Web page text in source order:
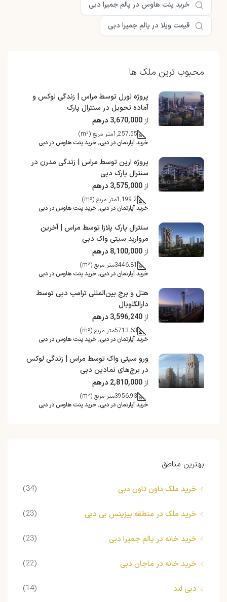
خرید پنت هاوس در پالم جمیرا دبی
قیمت ویلا در پالم جمیرا دبی
محبوب ترین ملک ها
پروژه لورل توسط مراس | زندگی لوکس و
آماده تحویل در سنترال پارک
از 3,670,000 درهم
1,257.55متر مربع (m²)
خرید آپارتمان در دبی, خرید پنت هاوس در دبی
پروژه ارین توسط مراس | زندگی مدرن در
سنترال پارک دبی
از 3,575,000 درهم
1,199.2متر مربع (m²)
خرید آپارتمان در دبی, خرید پنت هاوس در دبی
سنترال پارک پلازا توسط مراس | آخرین
مروارید سیتی واک دبی
از 8,100,000 درهم
3446.81متر مربع (m²)
خرید آپارتمان در دبی, خرید پنت هاوس در دبی
هتل و برج بین‌المللی ترامپ دبی توسط
دارالگلوبال
از 3,596,240 درهم
5713.63متر مربع (m²)
خرید آپارتمان در دبی, خرید پنت هاوس در دبی
ورو سیتی واک توسط مراس | زندگی لوکس
در برج‌های نمادین دبی
از 2,810,000 درهم
3956.93متر مربع (m²)
خرید آپارتمان در دبی, خرید پنت هاوس در دبی
بهترین مناطق
خرید ملک داون تاون دبی (34)
خرید ملک در منطقه بیزینس بی دبی (23)
خرید خانه در پالم جمیرا دبی (23)
خرید خانه در ماجان دبی (22)
دبی لند (14)